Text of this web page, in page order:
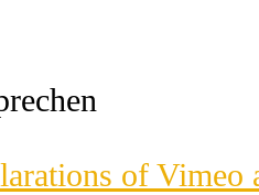
of Vimeo